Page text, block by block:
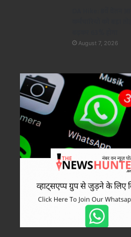
CNG-PNG में
GOBAR-
August 7, 2026